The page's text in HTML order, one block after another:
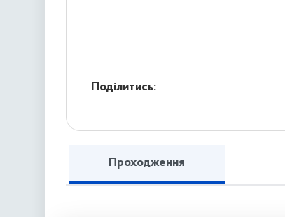
Поділитись:
Проходження